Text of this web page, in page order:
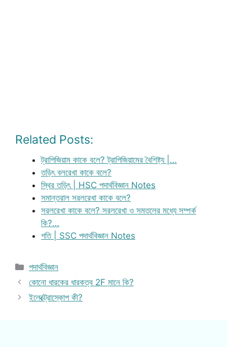
Related Posts:
ট্রাপিজিয়াম কাকে বলে? ট্রাপিজিয়ামের বৈশিষ্ট্য |…
তড়িৎ বলরেখা কাকে বলে?
স্থির তড়িৎ | HSC পদার্থবিজ্ঞান Notes
সমান্তরাল সরলরেখা কাকে বলে?
সরলরেখা কাকে বলে? সরলরেখা ও সমতলের মধ্যে সম্পর্ক
কি?…
গতি | SSC পদার্থবিজ্ঞান Notes
Categories
পদার্থবিজ্ঞান
কোনো ধারকের ধারকত্ব 2F মানে কি?
ইলেক্ট্রোস্কোপ কী?